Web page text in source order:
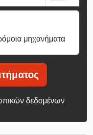
μηχανήματα
δεδομένων